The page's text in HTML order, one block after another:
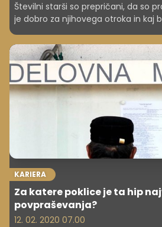
Številni starši so prepričani, da so
je dobro za njihovega otroka in kaj
naslednik početi v življenju.
in poklic, ki ga bo opravljal. Pa je to
KARIERA
Za katere poklice je ta hip
povpraševanja?
12. 02. 2020 07.00